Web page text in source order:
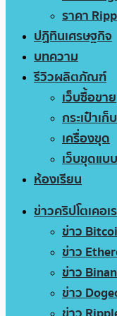
ราคา
ปฏิทินเศรษฐกิจ
บทความ
รีวิวผลิตภัณฑ์
เว็บซื้อขาย
กระเป๋าเ
เครื่องขุด
เว็บขุดแบ
ห้องเรียน
ข่าวคริปโตเคอเ
ข่าว
ข่าว
ข่าว
ข่าว